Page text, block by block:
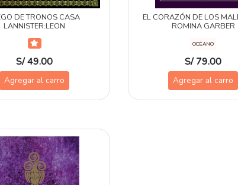
DE TRONOS CASA
LANNISTER:LEON
S/ 49.00
Agregar al carro
EL CORAZÓN DE LOS
ROMINA GARBER
OCÉANO
S/ 79.00
Agregar al carro